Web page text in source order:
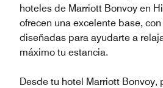
hoteles de Marriott Bonvoy en
ofrecen una excelente base,
diseñadas para ayudarte a
máximo tu estancia.
Desde tu hotel Marriott Bonvoy,